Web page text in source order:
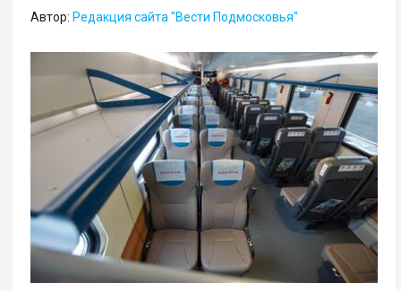
Автор: Редакция сайта "Вести Подмосковья"